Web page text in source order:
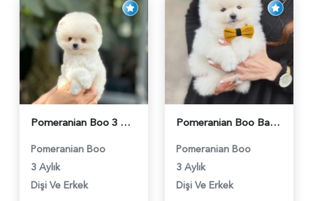
Pomeranian Boo 3 Aylık Bebişlerimiz - 6037
Pomeranian Boo
3 Aylık
Dişi Ve Erkek
Pomeranian Boo Baby Face Yavrularımız - 6023
Pomeranian Boo
3 Aylık
Dişi Ve Erkek